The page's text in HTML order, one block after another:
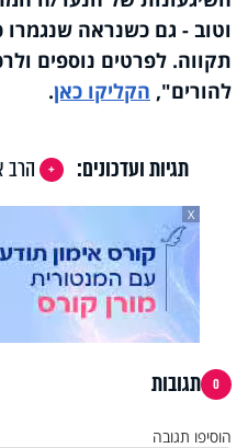
וטוב - גם כשנראה
תקווה. לפרטים נוספים
להורים", הקליקו כאן.
תגיות ועדכונים: הרב
X
0 תגובות
הוסיפו תגובה